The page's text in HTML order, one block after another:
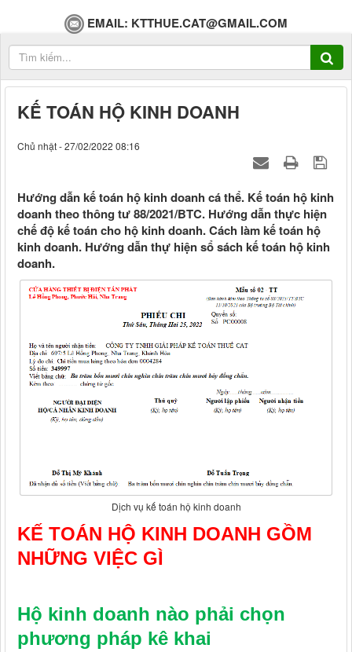
EMAIL: KTTHUE.CAT@GMAIL.COM
KẾ TOÁN HỘ KINH DOANH
Chủ nhật - 27/02/2022 08:16
Hướng dẫn kế toán hộ kinh doanh cá thể. Kế toán hộ kinh
doanh theo thông tư 88/2021/BTC. Hướng dẫn thực hiện
chế độ kế toán cho hộ kinh doanh. Cách làm kế toán hộ
kinh doanh. Hướng dẫn thự hiện sổ sách kế toán hộ kinh
doanh.
Dịch vụ kế toán hộ kinh doanh
KẾ TOÁN HỘ KINH DOANH GỒM
NHỮNG VIỆC GÌ
Hộ kinh doanh nào phải chọn
phương pháp kê khai